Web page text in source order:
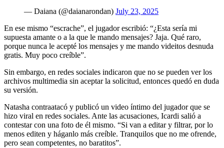
— Daiana (@daianarondan) July 23, 2025
En ese mismo “escrache”, el jugador escribió: “¿Esta sería mi
supuesta amante o a la que le mando mensajes? Jaja. Qué raro,
porque nunca le acepté los mensajes y me mando videitos desnuda
gratis. Muy poco creíble”.
Sin embargo, en redes sociales indicaron que no se pueden ver los
archivos multimedia sin aceptar la solicitud, entonces quedó en duda
su versión.
Natasha contraatacó y publicó un video íntimo del jugador que se
hizo viral en redes sociales. Ante las acusaciones, Icardi salió a
contestar con una foto de él mismo. “Si van a editar y filtrar, por lo
menos editen y háganlo más creíble. Tranquilos que no me ofrende,
pero sean competentes, no baratitos”.